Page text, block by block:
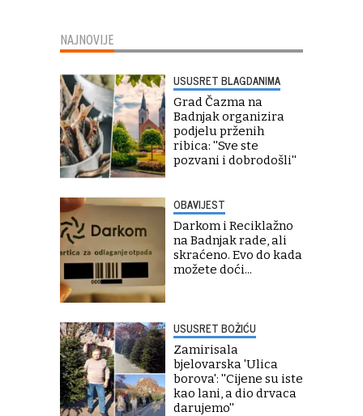
NAJNOVIJE
USUSRET BLAGDANIMA
Grad Čazma na
Badnjak organizira
podjelu prženih
ribica: ''Sve ste
pozvani i dobrodošli''
OBAVIJEST
Darkom i Reciklažno
na Badnjak rade, ali
skraćeno. Evo do kada
možete doći...
USUSRET BOŽIĆU
Zamirisala
bjelovarska 'Ulica
borova': ''Cijene su iste
kao lani, a dio drvaca
darujemo''